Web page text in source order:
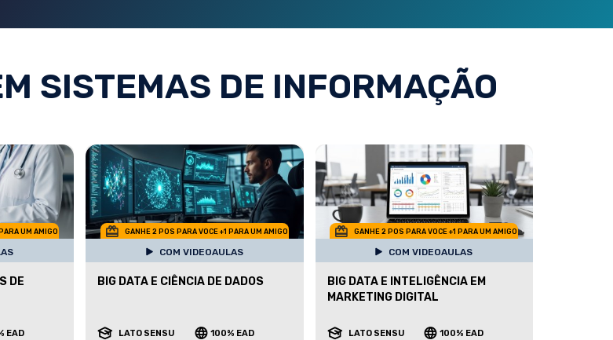
SISTEMAS DE INFORMAÇÃO
UM AMIGO
DE
EAD
GANHE 2 POS PARA VOCE +1 PARA UM AMIGO
COM VIDEOAULAS
BIG DATA E CIÊNCIA DE DADOS
LATO SENSU 100% EAD
GANHE 2 POS PARA VOCE +1 PARA UM AMIGO
COM VIDEOAULAS
BIG DATA E INTELIGÊNCIA EM
MARKETING DIGITAL
LATO SENSU 100% EAD